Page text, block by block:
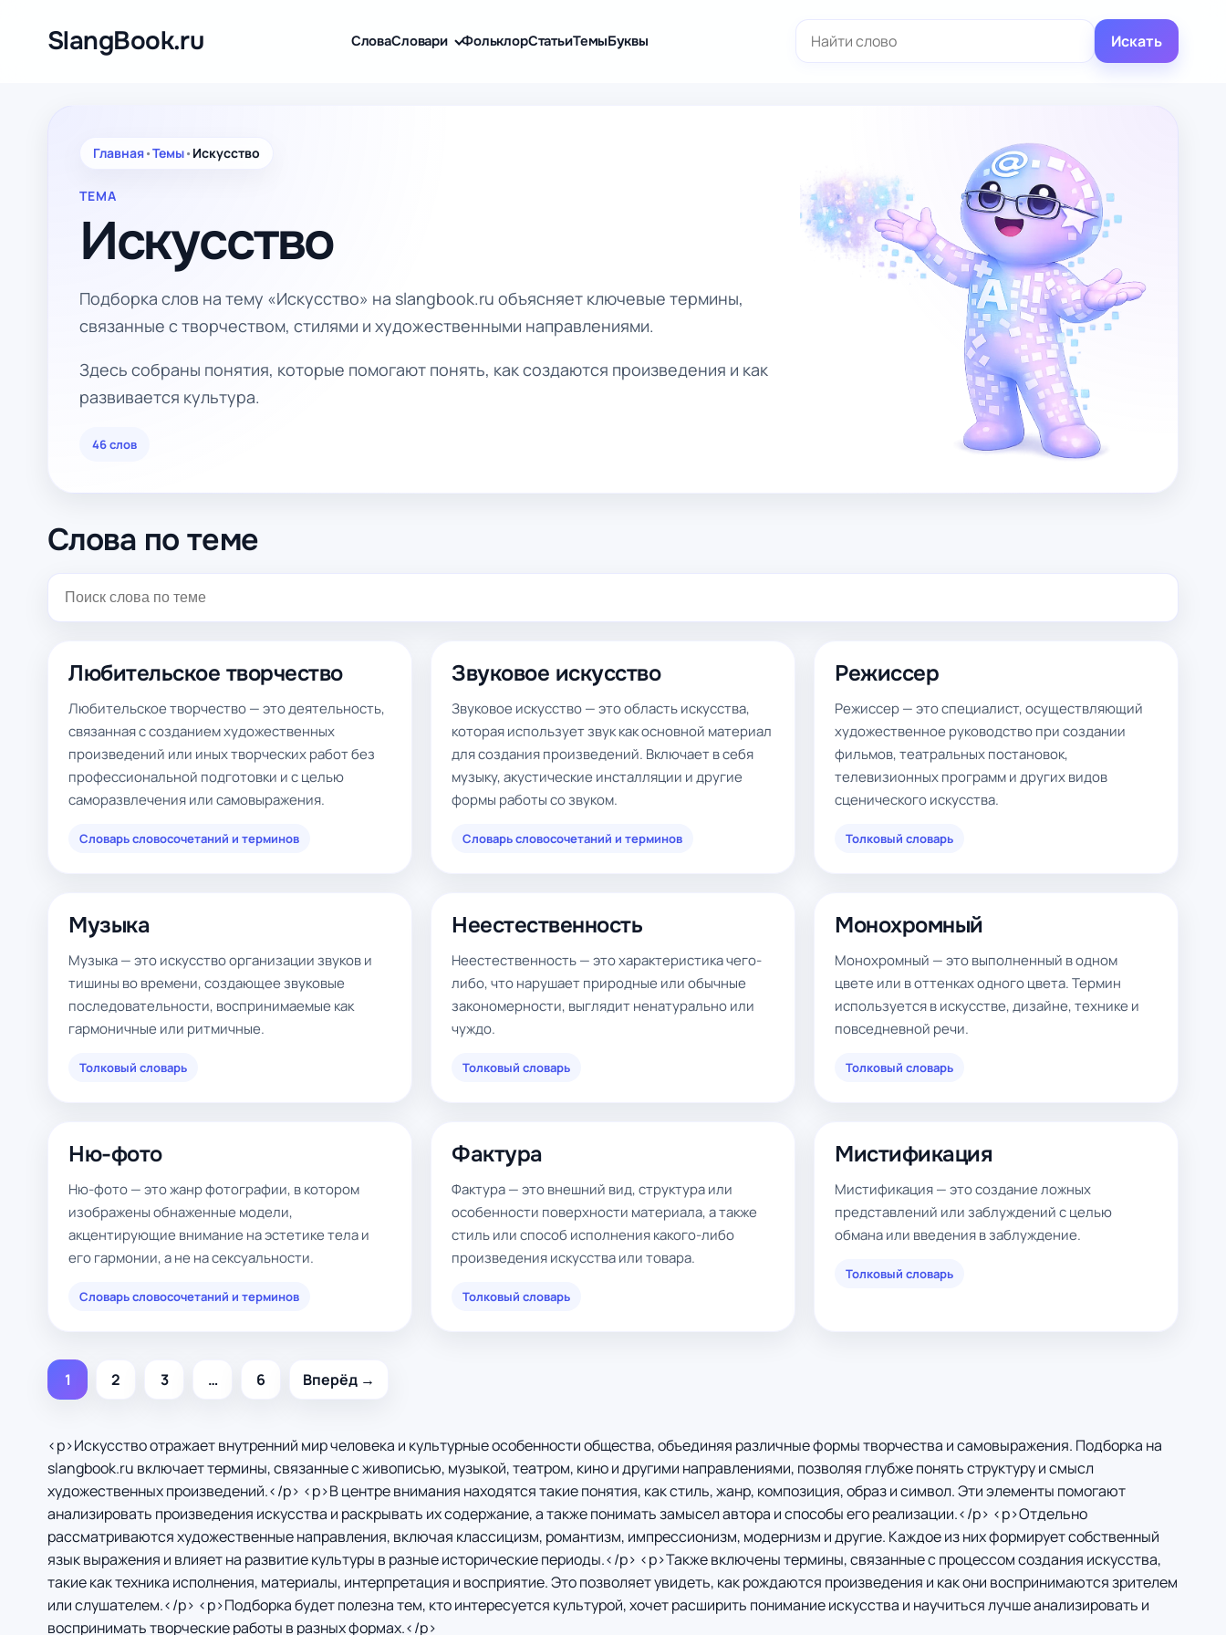
содержимомуSlangBook.ru СловаСловари ФольклорСтатьиТемыБуквы Искать
Главная•Темы• Искусство
ТЕМА
Искусство
Подборка слов на тему «Искусство» на slangbook.ru объясняет ключевые термины,
связанные с творчеством, стилями и художественными направлениями.
Здесь собраны понятия, которые помогают понять, как создаются произведения и как
развивается культура.
46 слов
Слова по теме
Любительское творчество
Любительское творчество — это деятельность,
связанная с созданием художественных
произведений или иных творческих работ без
профессиональной подготовки и с целью
саморазвлечения или самовыражения.
Словарь словосочетаний и терминов
Звуковое искусство
Звуковое искусство — это область искусства,
которая использует звук как основной материал
для создания произведений. Включает в себя
музыку, акустические инсталляции и другие
формы работы со звуком.
Словарь словосочетаний и терминов
Режиссер
Режиссер — это специалист, осуществляющий
художественное руководство при создании
фильмов, театральных постановок,
телевизионных программ и других видов
сценического искусства.
Толковый словарь
Музыка
Музыка — это искусство организации звуков и
тишины во времени, создающее звуковые
последовательности, воспринимаемые как
гармоничные или ритмичные.
Толковый словарь
Неестественность
Неестественность — это характеристика чего-
либо, что нарушает природные или обычные
закономерности, выглядит ненатурально или
чуждо.
Толковый словарь
Монохромный
Монохромный — это выполненный в одном
цвете или в оттенках одного цвета. Термин
используется в искусстве, дизайне, технике и
повседневной речи.
Толковый словарь
Ню-фото
Ню-фото — это жанр фотографии, в котором
изображены обнаженные модели,
акцентирующие внимание на эстетике тела и
его гармонии, а не на сексуальности.
Словарь словосочетаний и терминов
Фактура
Фактура — это внешний вид, структура или
особенности поверхности материала, а также
стиль или способ исполнения какого-либо
произведения искусства или товара.
Толковый словарь
Мистификация
Мистификация — это создание ложных
представлений или заблуждений с целью
обмана или введения в заблуждение.
Толковый словарь
1 2 3 … 6 Вперёд →
<p>Искусство отражает внутренний мир человека и культурные особенности общества, объединяя различные формы творчества и самовыражения. Подборка на
slangbook.ru включает термины, связанные с живописью, музыкой, театром, кино и другими направлениями, позволяя глубже понять структуру и смысл
художественных произведений.</p> <p>В центре внимания находятся такие понятия, как стиль, жанр, композиция, образ и символ. Эти элементы помогают
анализировать произведения искусства и раскрывать их содержание, а также понимать замысел автора и способы его реализации.</p> <p>Отдельно
рассматриваются художественные направления, включая классицизм, романтизм, импрессионизм, модернизм и другие. Каждое из них формирует собственный
язык выражения и влияет на развитие культуры в разные исторические периоды.</p> <p>Также включены термины, связанные с процессом создания искусства,
такие как техника исполнения, материалы, интерпретация и восприятие. Это позволяет увидеть, как рождаются произведения и как они воспринимаются зрителем
или слушателем.</p> <p>Подборка будет полезна тем, кто интересуется культурой, хочет расширить понимание искусства и научиться лучше анализировать и
воспринимать творческие работы в разных формах.</p>